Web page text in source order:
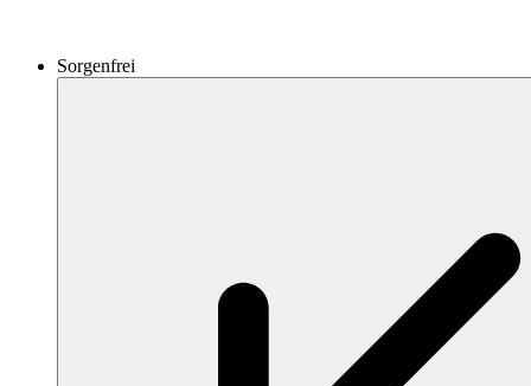
Sorgenfrei